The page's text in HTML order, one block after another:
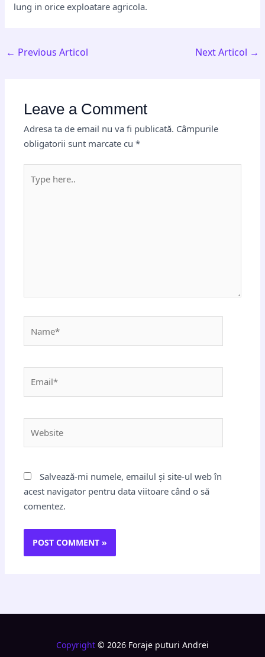
lung in orice exploatare agricola.
← Previous Articol Next Articol →
Leave a Comment
Adresa ta de email nu va fi publicată. Câmpurile
obligatorii sunt marcate cu*
here..
Salvează-mi numele, emailul și site-ul web în
acest navigator pentru data viitoare când o să
comentez.
Copyright © 2026 Foraje puturi Andrei